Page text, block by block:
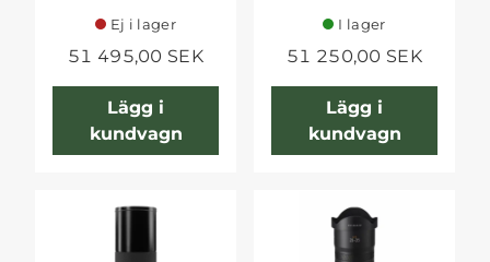
Ej i lager
51 495,00 SEK
Lägg i
kundvagn
I lager
51 250,00 SEK
Lägg i
kundvagn